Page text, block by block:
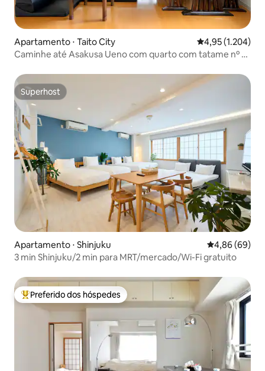
Apartamento ⋅ Taito City 4,95 de uma
4,95 (1.204)
Caminhe até Asakusa Ueno com quarto com tatame nº 1-
Superhost
Superhost
Apartamento ⋅ Shinjuku 4,86 de uma
4,86 (69)
3 min Shinjuku/2 min para MRT/mercado/Wi-Fi gratuito
Entre os melhores preferidos dos hóspedes
Preferido dos hóspedes